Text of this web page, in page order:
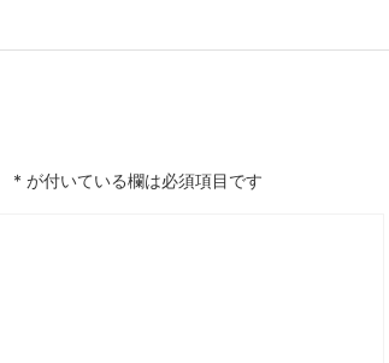
* が付いている欄は必須項目です